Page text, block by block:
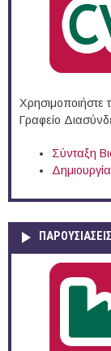
Χρησιμοποιήστε
Γραφείο
Σύνταξη